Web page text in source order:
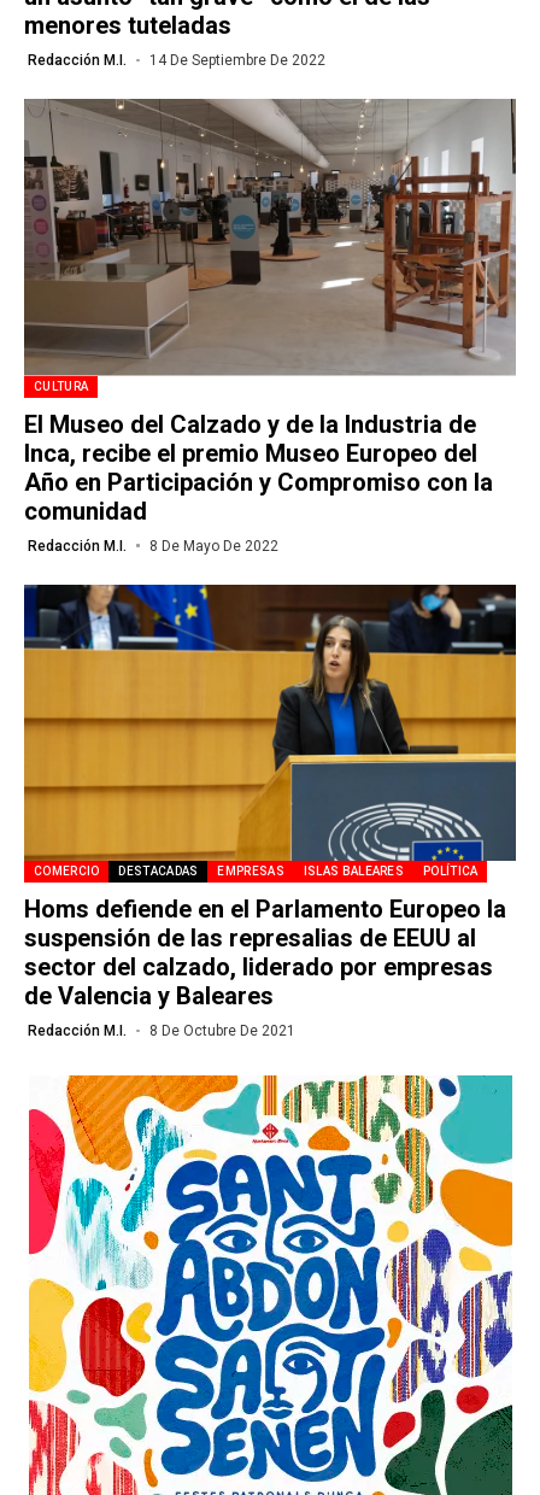
menores tuteladas
Redacción M.I. 14 De Septiembre De 2022
CULTURA
El Museo del Calzado y de la Industria de
Inca, recibe el premio Museo Europeo del
Año en Participación y Compromiso con la
comunidad
Redacción M.I. 8 De Mayo De 2022
COMERCIO DESTACADAS EMPRESAS ISLAS BALEARES POLÍTICA
Homs defiende en el Parlamento Europeo la
suspensión de las represalias de EEUU al
sector del calzado, liderado por empresas
de Valencia y Baleares
Redacción M.I. 8 De Octubre De 2021